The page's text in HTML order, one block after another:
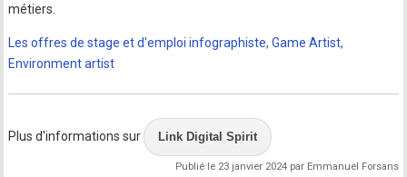
métiers.
Les offres de stage et d'emploi infographiste, Game Artist,
Environment artist
Plus d'informations sur Link Digital Spirit
Publié le 23 janvier 2024 par Emmanuel Forsans